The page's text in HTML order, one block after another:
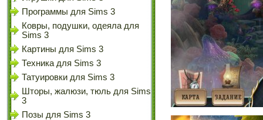
Программы для Sims 3
Ковры, подушки, одеяла для
Sims 3
Картины для Sims 3
Техника для Sims 3
Татуировки для Sims 3
Шторы, жалюзи, тюль для Sims
3
Позы для Sims 3